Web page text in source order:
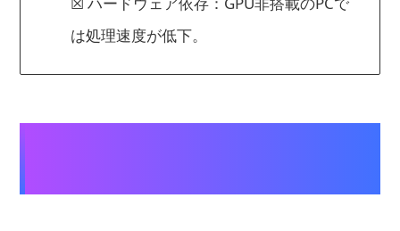
は処理速度が低下。